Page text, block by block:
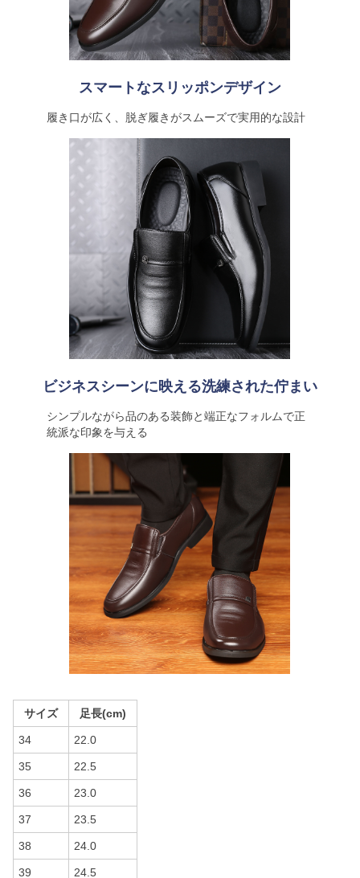
スマートなスリッポンデザイン
履き口が広く、脱ぎ履きがスムーズで実用的な設計
ビジネスシーンに映える洗練された佇まい
シンプルながら品のある装飾と端正なフォルムで正
統派な印象を与える
サイズ 足長(cm)
34 22.0
35 22.5
36 23.0
37 23.5
38 24.0
39 24.5